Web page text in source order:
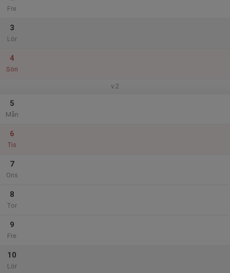
Fre
3
Lör
4
Sön
v.2
5
Mån
6
Tis
7
Ons
8
Tor
9
Fre
10
Lör